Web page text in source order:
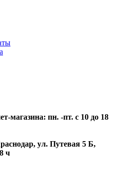
магазина: пн. -пт. с 10 до 18
ул. Путевая 5 Б,
ч